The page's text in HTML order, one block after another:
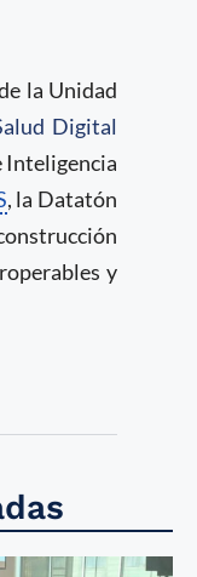
la Unidad
Digital
Inteligencia
, la Datatón
y